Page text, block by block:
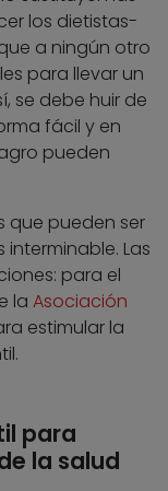
los dietistas-
a ningún otro
para llevar un
se debe huir de
fácil y en
pueden
que pueden ser
Las
para el
la Asociación
estimular la
para
la salud